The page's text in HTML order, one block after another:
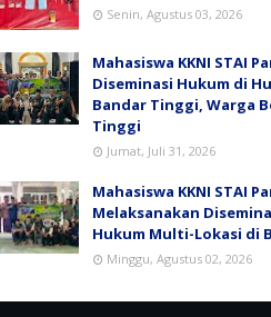
Senin, Agustus 03, 2026
Mahasiswa KKNI STAI
Diseminasi Hukum di
Bandar Tinggi, Warga
Tinggi
Jumat, Juli 31, 2026
Mahasiswa KKNI STAI
Melaksanakan
Hukum Multi-Lokasi di
Minggu, Agustus 02, 2026